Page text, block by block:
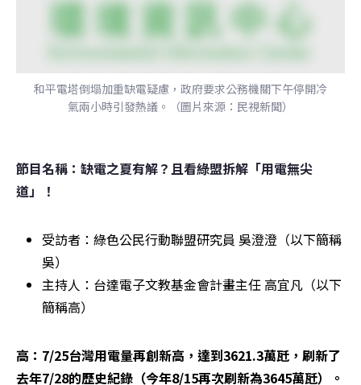
和平電塔倒塌加重缺電疑慮，政府要求公務機關下午停開冷
氣兩小時引發熱議。（圖片來源：民視新聞）
節目名稱：缺電之夏有解？且看綠盟拆解「用電無尖
道」！
受訪者：綠色公民行動聯盟研究員 吳澄澄（以下簡稱
吳）
主持人：台達電子文教基金會計畫主任 高宜凡（以下
簡稱高）
高：7/25台灣用電量再創新高，達到3621.3萬瓩，刷新了
去年7/28的歷史紀錄（今年8/15再次刷新為3645萬瓩）。